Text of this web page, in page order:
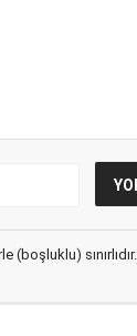
sınırlıdır.